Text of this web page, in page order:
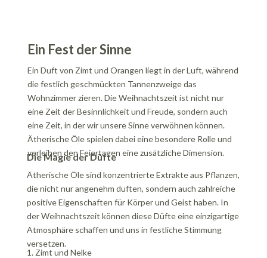
Ein Fest der Sinne
Ein Duft von Zimt und Orangen liegt in der Luft, während
die festlich geschmückten Tannenzweige das
Wohnzimmer zieren. Die Weihnachtszeit ist nicht nur
eine Zeit der Besinnlichkeit und Freude, sondern auch
eine Zeit, in der wir unsere Sinne verwöhnen können.
Ätherische Öle spielen dabei eine besondere Rolle und
verleihen den Feiertagen eine zusätzliche Dimension.
Die Magie der Düfte
Ätherische Öle sind konzentrierte Extrakte aus Pflanzen,
die nicht nur angenehm duften, sondern auch zahlreiche
positive Eigenschaften für Körper und Geist haben. In
der Weihnachtszeit können diese Düfte eine einzigartige
Atmosphäre schaffen und uns in festliche Stimmung
versetzen.
1. Zimt und Nelke